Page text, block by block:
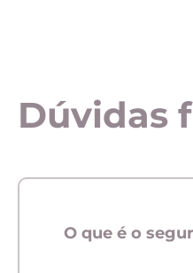
Dúvidas
O que é o